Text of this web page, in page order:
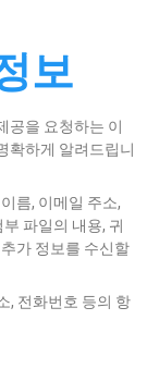
보
공을 요청하는 이
확하게 알려드립니
름, 이메일 주소,
파일의 내용, 귀
가 정보를 수신할
, 전화번호 등의 항